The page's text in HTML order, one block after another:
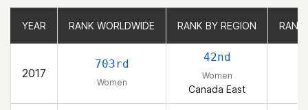
YEAR RANK WORLDWIDE RANK BY REGION RANK
2017
703rd
Women
42nd
Women
Canada East
YEAR RANK WORLDWIDE RANK BY REGION RANK